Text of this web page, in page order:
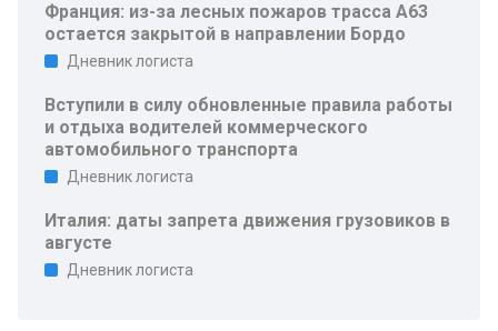
Франция: из-за лесных пожаров трасса A63
остается закрытой в направлении Бордо
Дневник логиста
Вступили в силу обновленные правила работы
и отдыха водителей коммерческого
автомобильного транспорта
Дневник логиста
Италия: даты запрета движения грузовиков в
августе
Дневник логиста